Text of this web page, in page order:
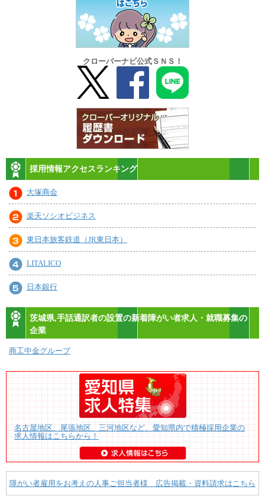
クローバーナビ公式ＳＮＳ！
採用情報アクセスランキング
大塚商会
楽天ソシオビジネス
東日本旅客鉄道（JR東日本）
LITALICO
日本銀行
茨城県,手話通訳者の設置の新着障がい者求人・就職募集の
企業
商工中金グループ
名古屋地区、尾張地区、三河地区など、愛知県内で積極採用企業の
求人情報はこちらから！
障がい者雇用をお考えの人事ご担当者様 広告掲載・資料請求はこちら